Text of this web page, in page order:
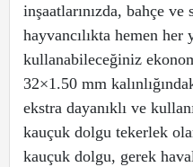
inşaatlarınızda, bahçe ve
hayvancılıkta hemen her
kullanabileceğiniz
32×1.50 mm
ekstra dayanıklı ve
kauçuk dolgu tekerlek
kauçuk dolgu, gerek